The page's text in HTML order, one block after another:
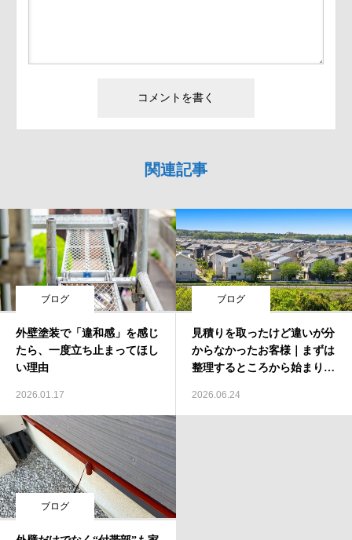
関連記事
ブログ
外壁塗装で「違和感」を感じ
たら、一度立ち止まってほし
い理由
2026.01.17
ブログ
見積りを取ったけど違いが分
からなかったお客様｜まずは
整理するところから始まりま
2026.06.24
ブログ